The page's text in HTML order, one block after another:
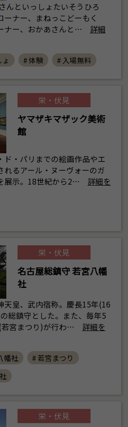
んといっしょたいそうひろ
ナー、まねっこどーもく
ナー、おかあさんと…
詳細
# 体験 # 入場無料
栄・伏見
ヤマザキマザック美術
館
ド・パリまでの絵画作品やエ
れるアール・ヌーヴォーのガ
展示。18世紀から2…
詳細を
栄・伏見
名古屋総鎮守 若宮八幡
社
天皇、武内宿称。慶長15年(16
総鎮守とした。また、毎年5
宮まつり)が行わ…
詳細を
幡社
# 若宮まつり
栄・伏見